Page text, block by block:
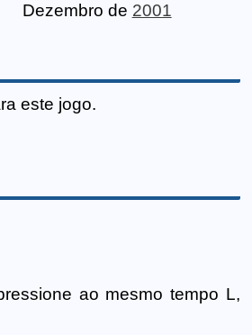
Dezembro de 2001
este jogo.
ao mesmo tempo L,